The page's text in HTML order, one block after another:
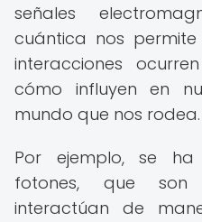
señales
cuántica nos
interacciones
cómo influyen en
mundo que nos rodea.
Por ejemplo, se
fotones, que
interactúan de